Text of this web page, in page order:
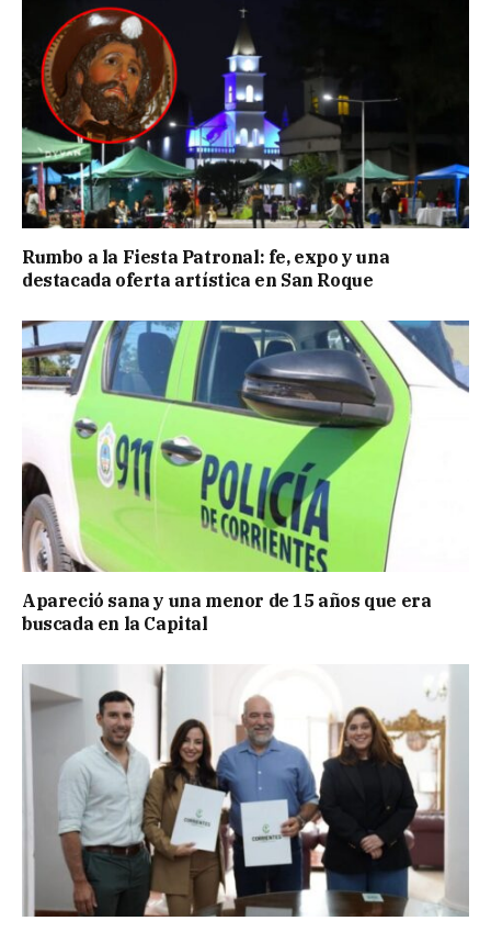
Rumbo a la Fiesta Patronal: fe, expo y una
destacada oferta artística en San Roque
Apareció sana y una menor de 15 años que era
buscada en la Capital